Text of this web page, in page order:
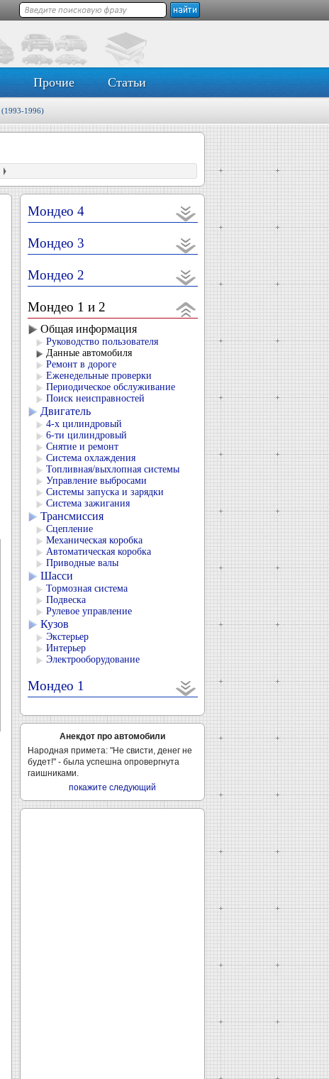
Прочие Статьи
(1993-1996)
Мондео 4
Мондео 3
Мондео 2
Мондео 1 и 2
Общая информация
Руководство пользователя
Данные автомобиля
Ремонт в дороге
Еженедельные проверки
Периодическое обслуживание
Поиск неисправностей
Двигатель
4-х цилиндровый
6-ти цилиндровый
Снятие и ремонт
Система охлаждения
Топливная/выхлопная системы
Управление выбросами
Системы запуска и зарядки
Система зажигания
Трансмиссия
Сцепление
Механическая коробка
Автоматическая коробка
Приводные валы
Шасси
Тормозная система
Подвеска
Рулевое управление
Кузов
Экстерьер
Интерьер
Электрооборудование
Мондео 1
Анекдот про автомобили
Народная примета: "Не свисти, денег не
будет!" - была успешна опровергнута
гаишниками.
покажите следующий